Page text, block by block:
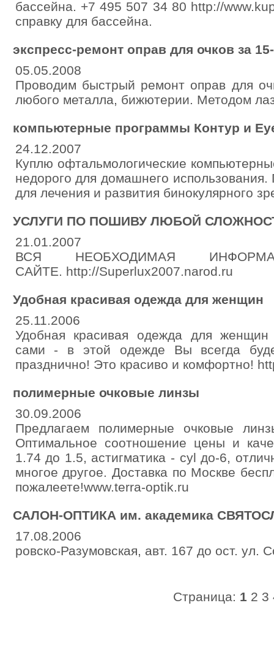
бассейна. +7 495 507 34 80 http://
справку для бассейна.
экспресс-ремонт оправ для очков за
05.05.2008
Проводим быстрый ремонт оправ для
любого металла, бижютерии. Методом
компьютерные программы Контур и
24.12.2007
Куплю офтальмологические
недорого для домашнего
для лечения и развития бинокулярного
УСЛУГИ ПО ПОШИВУ ЛЮБОЙ
21.01.2007
ВСЯ НЕОБХОДИМАЯ
САЙТЕ. http://Superlux2007.narod.ru
Удобная красивая одежда для женщин
25.11.2006
Удобная красивая одежда для
сами - в этой одежде Вы всегда
празднично! Это красиво и комфортно!
полимерные очковые линзы
30.09.2006
Предлагаем полимерные очковые
Оптимальное соотношение цены и
1.74 до 1.5, астигматика - cyl до-6,
многое другое. Доставка по Москве
пожалеете!www.terra-optik.ru
САЛОН-ОПТИКА им. академика
17.08.2006
ровско-Разумовская, авт. 167 до ост. ул.
Страница: 1 2 3